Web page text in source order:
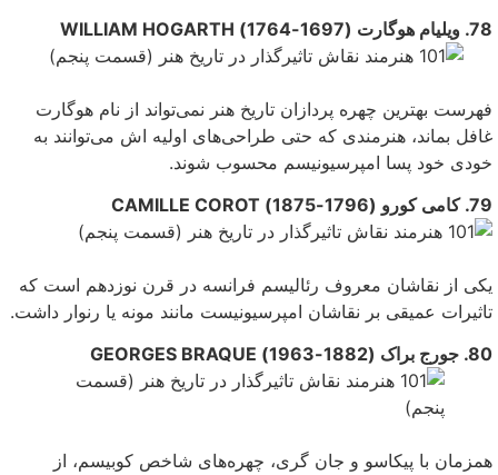
78. ویلیام هوگارت (1697-1764) WILLIAM HOGARTH
فهرست بهترین چهره پردازان تاریخ هنر نمی‌تواند از نام هوگارت
غافل بماند، هنرمندی که حتى طراحی‌‌های اولیه اش می‌توانند به
خودی خود پسا امپرسیونیسم محسوب شوند.
79. کامی کورو (1796-1875) CAMILLE COROT
یکی‌ از نقاشان معروف رئالیسم فرانسه در قرن نوزدهم است که
تاثیرات عمیقی بر نقاشان امپرسیونیست مانند مونه یا رنوار داشت.
80. جورج براک (1882-1963) GEORGES BRAQUE
همزمان با پیکاسو و جان گری، چهره‌های شاخص کوبیسم، از